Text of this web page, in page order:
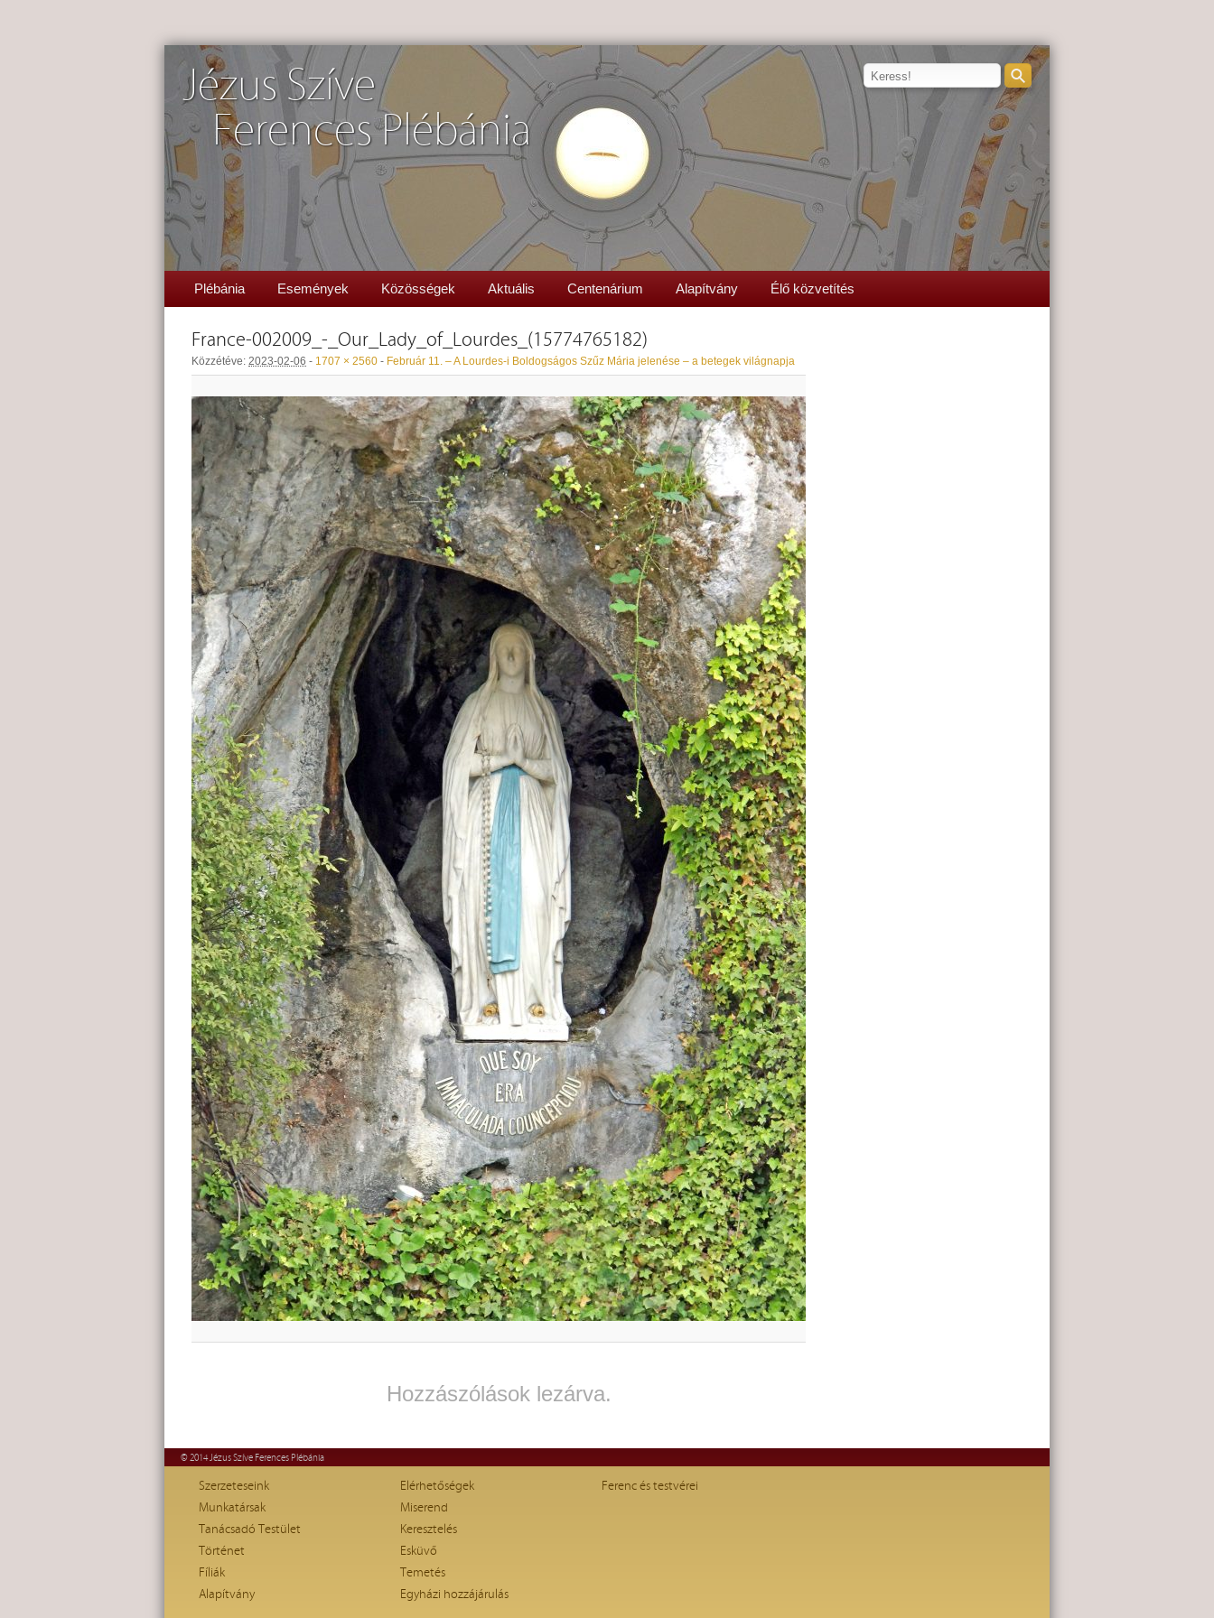
Jézus Szíve
Ferences Plébánia
Plébánia Események Közösségek Aktuális Centenárium Alapítvány Élő közvetítés
France-002009_-_Our_Lady_of_Lourdes_(15774765182)
Közzétéve: 2023-02-06 - 1707 × 2560 - Február 11. – A Lourdes-i Boldogságos Szűz Mária jelenése – a betegek világnapja
Hozzászólások lezárva.
© 2014 Jézus Szíve Ferences Plébánia
Szerzeteseink
Munkatársak
Tanácsadó Testület
Történet
Fíliák
Alapítvány
Elérhetőségek
Miserend
Keresztelés
Esküvő
Temetés
Egyházi hozzájárulás
Ferenc és testvérei